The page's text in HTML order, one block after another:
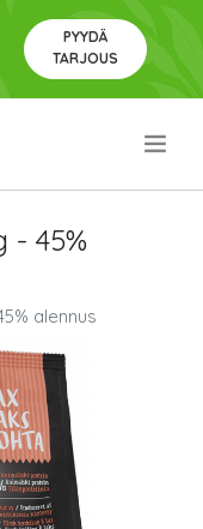
PYYDÄ
TARJOUS
- 45%
alennus